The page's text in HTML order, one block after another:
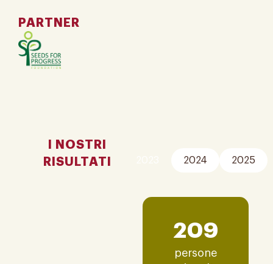
PARTNER
I NOSTRI
RISULTATI
2024 2025
209
persone